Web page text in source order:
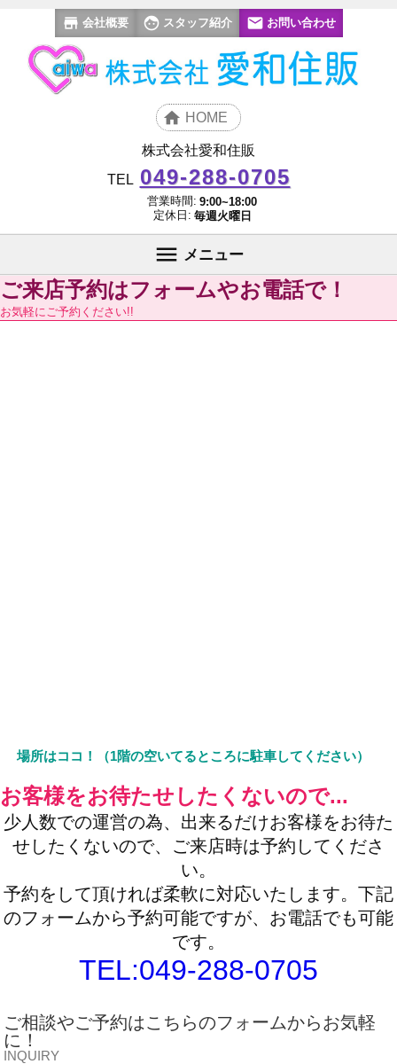
会社概要 スタッフ紹介 お問い合わせ
HOME
株式会社愛和住販
TEL 049-288-0705
営業時間: 9:00~18:00
定休日: 毎週火曜日
メニュー
ご来店予約はフォームやお電話で！
お気軽にご予約ください!!
場所はココ！（1階の空いてるところに駐車してください）
お客様をお待たせしたくないので...
少人数での運営の為、出来るだけお客様をお待た
せしたくないので、ご来店時は予約してくださ
い。
予約をして頂ければ柔軟に対応いたします。下記
のフォームから予約可能ですが、お電話でも可能
です。
TEL:049-288-0705
ご相談やご予約はこちらのフォームからお気軽
に！
INQUIRY